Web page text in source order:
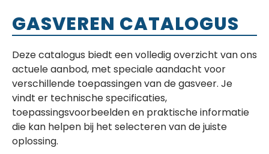
GASVEREN CATALOGUS
Deze catalogus biedt een volledig overzicht van ons
actuele aanbod, met speciale aandacht voor
verschillende toepassingen van de gasveer. Je
vindt er technische specificaties,
toepassingsvoorbeelden en praktische informatie
die kan helpen bij het selecteren van de juiste
oplossing.